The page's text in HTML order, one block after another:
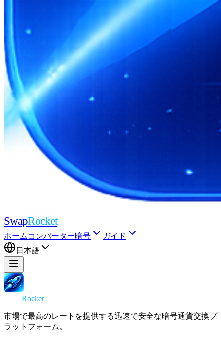
SwapRocket
ホーム コンバーター暗号
ガイド
日本語
Rocket
市場で最高のレートを提供する迅速で安全な暗号通貨交換プ
ラットフォーム。